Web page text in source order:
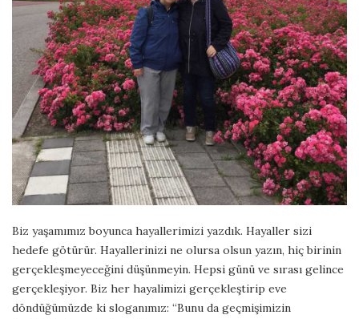
Biz yaşamımız boyunca hayallerimizi yazdık. Hayaller sizi
hedefe götürür. Hayallerinizi ne olursa olsun yazın, hiç birinin
gerçekleşmeyeceğini düşünmeyin. Hepsi günü ve sırası gelince
gerçekleşiyor. Biz her hayalimizi gerçekleştirip eve
döndüğümüzde ki sloganımız: “Bunu da geçmişimizin